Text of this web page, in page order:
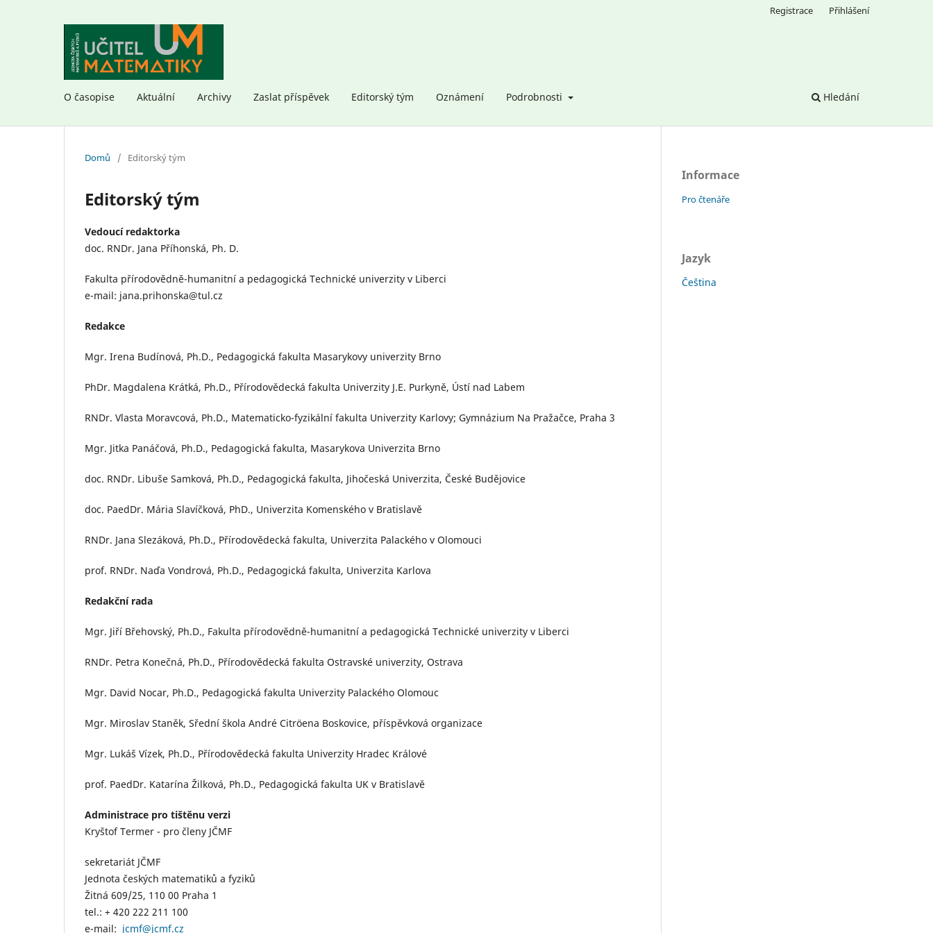
O časopise Aktuální Archivy Zaslat příspěvek Editorský tým Oznámení Podrobnosti Hledání
Registrace Přihlášení
Domů / Editorský tým
Editorský tým
Vedoucí redaktorka
doc. RNDr. Jana Příhonská, Ph. D.
Fakulta přírodovědně-humanitní a pedagogická Technické univerzity v Liberci
e-mail: jana.prihonska@tul.cz
Redakce
Mgr. Irena Budínová, Ph.D., Pedagogická fakulta Masarykovy univerzity Brno
PhDr. Magdalena Krátká, Ph.D., Přírodovědecká fakulta Univerzity J.E. Purkyně, Ústí nad Labem
RNDr. Vlasta Moravcová, Ph.D., Matematicko-fyzikální fakulta Univerzity Karlovy; Gymnázium Na Pražačce, Praha 3
Mgr. Jitka Panáčová, Ph.D., Pedagogická fakulta, Masarykova Univerzita Brno
doc. RNDr. Libuše Samková, Ph.D., Pedagogická fakulta, Jihočeská Univerzita, České Budějovice
doc. PaedDr. Mária Slavíčková, PhD., Univerzita Komenského v Bratislavě
RNDr. Jana Slezáková, Ph.D., Přírodovědecká fakulta, Univerzita Palackého v Olomouci
prof. RNDr. Naďa Vondrová, Ph.D., Pedagogická fakulta, Univerzita Karlova
Redakční rada
Mgr. Jiří Břehovský, Ph.D., Fakulta přírodovědně-humanitní a pedagogická Technické univerzity v Liberci
RNDr. Petra Konečná, Ph.D., Přírodovědecká fakulta Ostravské univerzity, Ostrava
Mgr. David Nocar, Ph.D., Pedagogická fakulta Univerzity Palackého Olomouc
Mgr. Miroslav Staněk, Sřední škola André Citröena Boskovice, příspěvková organizace
Mgr. Lukáš Vízek, Ph.D., Přírodovědecká fakulta Univerzity Hradec Králové
prof. PaedDr. Katarína Žilková, Ph.D., Pedagogická fakulta UK v Bratislavě
Administrace pro tištěnu verzi
Kryštof Termer - pro členy JČMF
sekretariát JČMF
Jednota českých matematiků a fyziků
Žitná 609/25, 110 00 Praha 1
tel.: + 420 222 211 100
e-mail: jcmf@jcmf.cz
Informace
Pro čtenáře
Jazyk
Čeština